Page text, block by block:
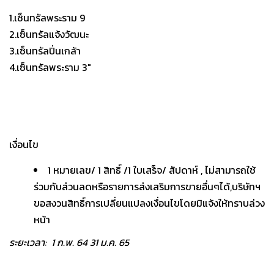
1.เซ็นทรัลพระราม 9
2.เซ็นทรัลแจ้งวัฒนะ
3.เซ็นทรัลปิ่นเกล้า
4.เซ็นทรัลพระราม 3″
เงื่อนไข
1 หมายเลข/ 1 สิทธิ์ /1 ใบเสร็จ/ สัปดาห์ , ไม่สามารถใช้
ร่วมกับส่วนลดหรือรายการส่งเสริมการขายอื่นๆได้,บริษัทฯ
ขอสงวนสิทธิ์การเปลี่ยนแปลงเงื่อนไขโดยมิแจ้งให้ทราบล่วง
หน้า
ระยะเวลา: 1 ก.พ. 64 31 ม.ค. 65